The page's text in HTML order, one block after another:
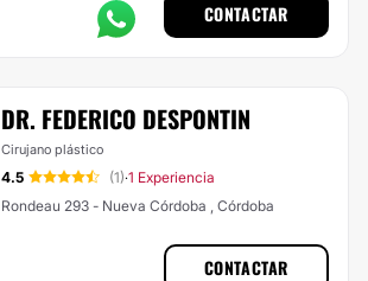
CONTACTAR
DR. FEDERICO DESPONTIN
Cirujano plástico
4.5 (1)·1 Experiencia
Rondeau 293 - Nueva Córdoba , Córdoba
CONTACTAR